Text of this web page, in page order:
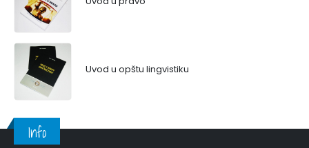
Uvod u opštu lingvistiku
Info